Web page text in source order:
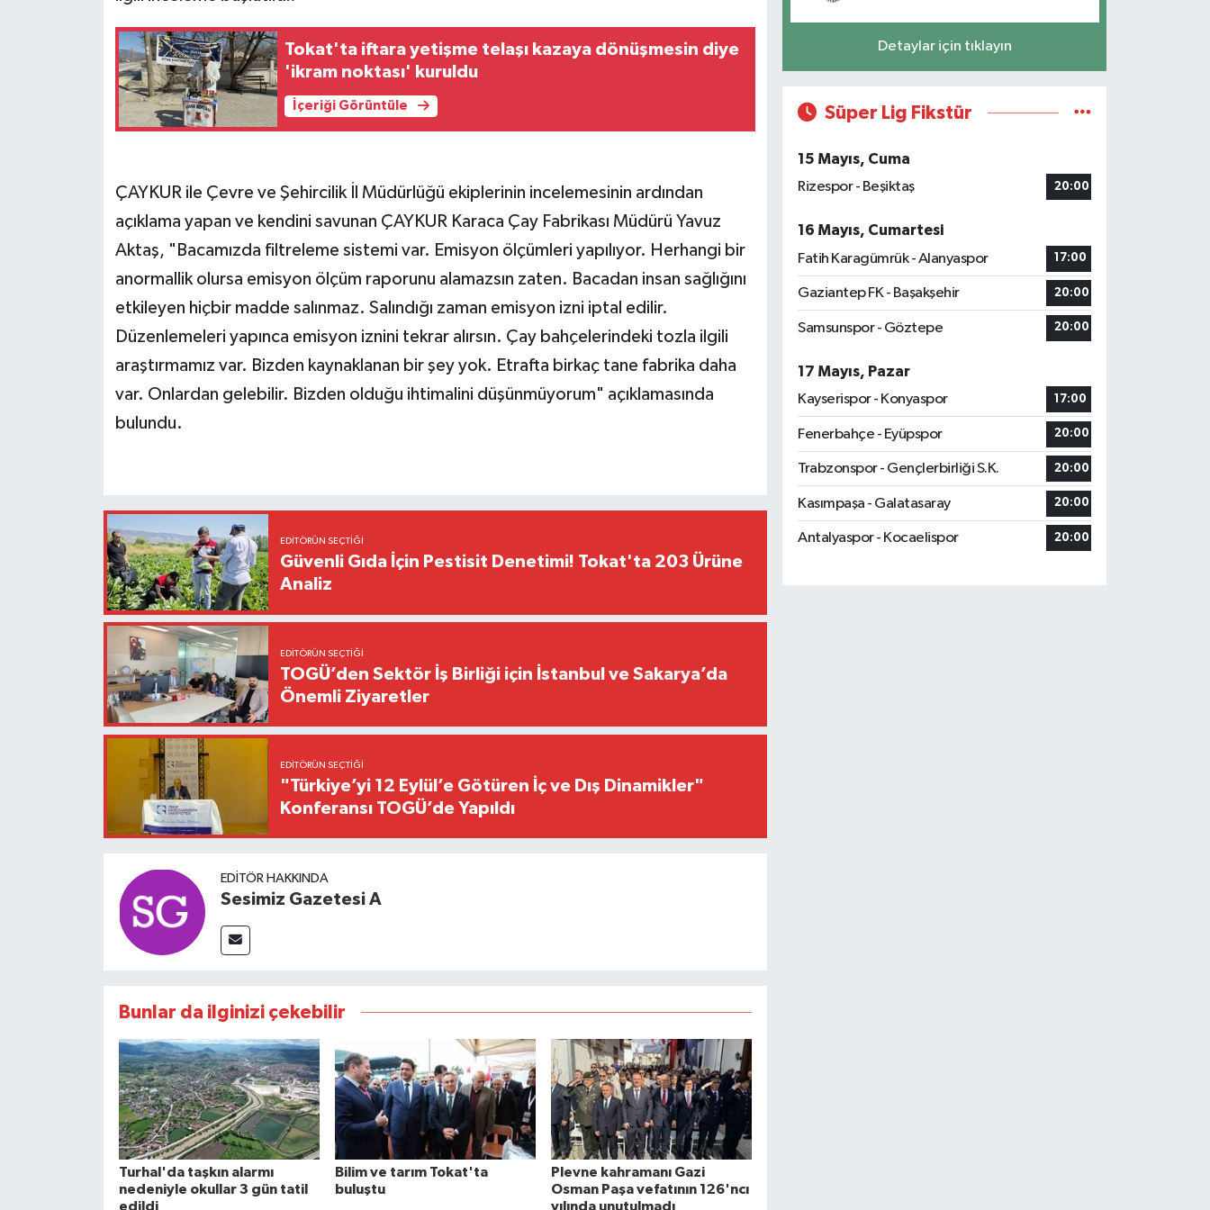
Tokat'ta iftara yetişme telaşı kazaya dönüşmesin diye
'ikram noktası' kuruldu
İçeriği Görüntüle
ÇAYKUR ile Çevre ve Şehircilik İl Müdürlüğü ekiplerinin incelemesinin ardından
açıklama yapan ve kendini savunan ÇAYKUR Karaca Çay Fabrikası Müdürü Yavuz
Aktaş, "Bacamızda filtreleme sistemi var. Emisyon ölçümleri yapılıyor. Herhangi bir
anormallik olursa emisyon ölçüm raporunu alamazsın zaten. Bacadan insan sağlığını
etkileyen hiçbir madde salınmaz. Salındığı zaman emisyon izni iptal edilir.
Düzenlemeleri yapınca emisyon iznini tekrar alırsın. Çay bahçelerindeki tozla ilgili
araştırmamız var. Bizden kaynaklanan bir şey yok. Etrafta birkaç tane fabrika daha
var. Onlardan gelebilir. Bizden olduğu ihtimalini düşünmüyorum" açıklamasında
bulundu.
EDITÖRÜN SEÇTIĞI
Güvenli Gıda İçin Pestisit Denetimi! Tokat'ta 203 Ürüne
Analiz
EDITÖRÜN SEÇTIĞI
TOGÜ’den Sektör İş Birliği için İstanbul ve Sakarya’da
Önemli Ziyaretler
EDITÖRÜN SEÇTIĞI
"Türkiye’yi 12 Eylül’e Götüren İç ve Dış Dinamikler"
Konferansı TOGÜ’de Yapıldı
EDITÖR HAKKINDA
Sesimiz Gazetesi A
Bunlar da ilginizi çekebilir
Turhal'da taşkın alarmı
nedeniyle okullar 3 gün tatil
edildi
Bilim ve tarım Tokat'ta
buluştu
Plevne kahramanı Gazi
Osman Paşa vefatının 126'ncı
yılında unutulmadı
Detaylar için tıklayın
Süper Lig Fikstür
15 Mayıs, Cuma
Rizespor - Beşiktaş
20:00
16 Mayıs, Cumartesi
Fatih Karagümrük - Alanyaspor
17:00
Gaziantep FK - Başakşehir 20:00
Samsunspor - Göztepe 20:00
17 Mayıs, Pazar
Kayserispor - Konyaspor
17:00
Fenerbahçe - Eyüpspor 20:00
Trabzonspor - Gençlerbirliği S.K. 20:00
Kasımpaşa - Galatasaray 20:00
Antalyaspor - Kocaelispor 20:00